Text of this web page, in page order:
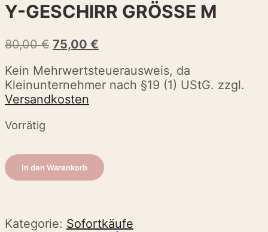
Y-GESCHIRR GRÖSSE M
80,00€ Ursprünglicher
war:
80,00 €
75,00 €
ist:
75,00 €.
Kein Mehrwertsteuerausweis, da
Kleinunternehmer nach §19 (1) UStG. zzgl.
Versandkosten
Vorrätig
Y-
Geschirr
Menge
In den Warenkorb
Kategorie: Sofortkäufe